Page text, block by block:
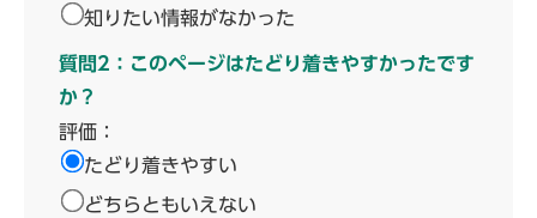
知りたい情報がなかった
質問2：このページはたどり着きやすかったです
か？
評価：
たどり着きやすい
どちらともいえない